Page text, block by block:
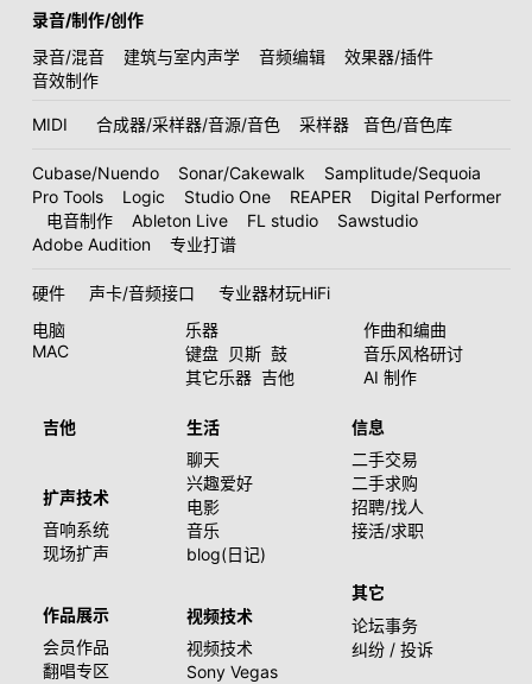
录音/制作/创作
录音/混音
建筑与室内声学 音频编辑
效果器/插件
音效制作
MIDI 合成器/采样器/音源/音色 采样器 音色/音色库
Cubase/Nuendo Sonar/Cakewalk
Samplitude/Sequoia
Pro Tools
Logic Studio One REAPER
Digital Performer
电音制作
Ableton Live FL studio
Sawstudio
Adobe Audition
专业打谱
硬件 声卡/音频接口
专业器材玩HiFi
电脑
MAC
乐器
键盘 贝斯 鼓
其它乐器 吉他
作曲和编曲
音乐风格研讨
AI 制作
吉他
扩声技术
音响系统
现场扩声
作品展示
会员作品
翻唱专区
生活
聊天
兴趣爱好
电影
音乐
blog(日记)
视频技术
视频技术
Sony Vegas
信息
二手交易
二手求购
招聘/找人
接活/求职
其它
论坛事务
纠纷 / 投诉